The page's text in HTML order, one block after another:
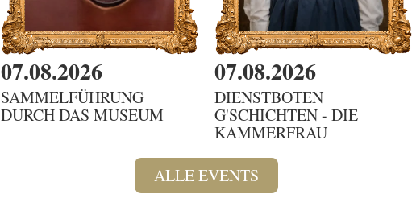
07.08.2026
SAMMELFÜHRUNG
DURCH DAS MUSEUM
07.08.2026
DIENSTBOTEN
G'SCHICHTEN - DIE
KAMMERFRAU
ALLE EVENTS